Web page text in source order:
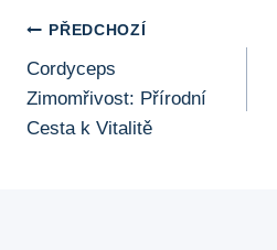
Navigace
Pro
Příspěvek
PŘEDCHOZÍ
Cordyceps
Zimomřivost: Přírodní
Cesta k Vitalitě